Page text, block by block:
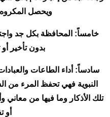
ويحصل المكروه
خامساً: المحافظة بكل جد
بدون تأخير
سادساً: أداء الطاعات
النبوية فهي تحفظ المرء من
تلك الأذكار وما فيها من
أو